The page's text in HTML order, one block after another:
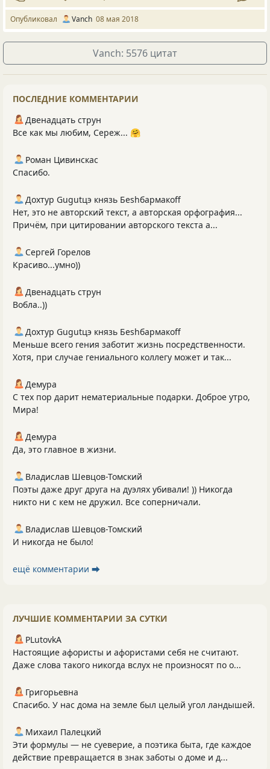
Опубликовал Vanch 08 мая 2018
Vanch: 5576 цитат
ПОСЛЕДНИЕ КОММЕНТАРИИ
Двенадцать струн
Все как мы любим, Сереж... 🤗
Роман Цивинскас
Спасибо.
Дохтур Gugutцэ князь Беshбармакоff
Нет, это не авторский текст, а авторская орфография...
Причём, при цитировании авторского текста а...
Сергей Горелов
Красиво...умно))
Двенадцать струн
Вобла..))
Дохтур Gugutцэ князь Беshбармакоff
Меньше всего гения заботит жизнь посредственности.
Хотя, при случае гениального коллегу может и так...
Демура
С тех пор дарит нематериальные подарки. Доброе утро,
Мира!
Демура
Да, это главное в жизни.
Владислав Шевцов-Томский
Поэты даже друг друга на дуэлях убивали! )) Никогда
никто ни с кем не дружил. Все соперничали.
Владислав Шевцов-Томский
И никогда не было!
ещё комментарии ⮕
ЛУЧШИЕ КОММЕНТАРИИ ЗА СУТКИ
PLutоvkА
Настоящие афористы и афористами себя не считают.
Даже слова такого никогда вслух не произносят по о...
Григорьевна
Спасибо. У нас дома на земле был целый угол ландышей.
Михаил Палецкий
Эти формулы — не суеверие, а поэтика быта, где каждое
действие превращается в знак заботы о доме и д...